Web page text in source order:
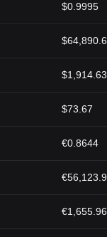
$0.9995
$1,914.63
$73.67
€0.8644
€56,123.9
€1,655.96